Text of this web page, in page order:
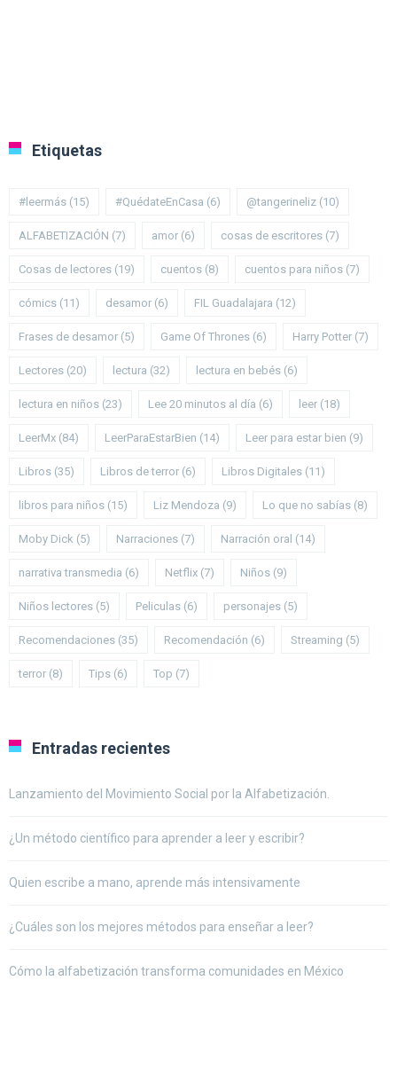
Etiquetas
#leermás (15) #QuédateEnCasa (6) @tangerineliz (10)
ALFABETIZACIÓN (7) amor (6) cosas de escritores (7)
Cosas de lectores (19) cuentos (8) cuentos para niños (7)
cómics (11) desamor (6) FIL Guadalajara (12)
Frases de desamor (5) Game Of Thrones (6) Harry Potter (7)
Lectores (20) lectura (32) lectura en bebés (6)
lectura en niños (23) Lee 20 minutos al día (6) leer (18)
LeerMx (84) LeerParaEstarBien (14) Leer para estar bien (9)
Libros (35) Libros de terror (6) Libros Digitales (11)
libros para niños (15) Liz Mendoza (9) Lo que no sabías (8)
Moby Dick (5) Narraciones (7) Narración oral (14)
narrativa transmedia (6) Netflix (7) Niños (9)
Niños lectores (5) Peliculas (6) personajes (5)
Recomendaciones (35) Recomendación (6) Streaming (5)
terror (8) Tips (6) Top (7)
Entradas recientes
Lanzamiento del Movimiento Social por la Alfabetización.
¿Un método científico para aprender a leer y escribir?
Quien escribe a mano, aprende más intensivamente
¿Cuáles son los mejores métodos para enseñar a leer?
Cómo la alfabetización transforma comunidades en México